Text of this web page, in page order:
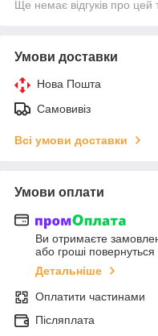
Ще немає відгуків про цей
Умови доставки
Нова Пошта
Самовивіз
Всі умови доставки
Умови оплати
Ви отримаєте
або гроші
Детальніше
Оплатити частинами
Післяплата